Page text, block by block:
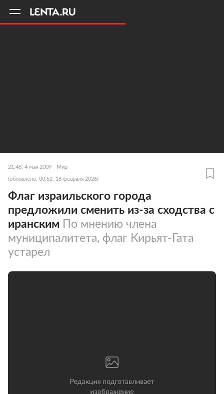
21:48, 4 мая 2009 Мир
(обновлено: 00:52, 16 февраля 2026)
Флаг израильского города
предложили сменить из-за сходства с
иранским По мнению члена
муниципалитета, флаг Кирьят-Гата
устарел